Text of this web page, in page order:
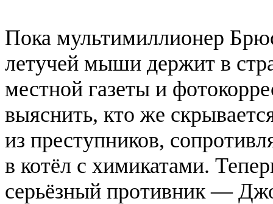
Пока мультимиллионер
летучей мыши держит в
местной газеты и
выяснить, кто же
из преступников,
в котёл с химикатами.
серьёзный противник —